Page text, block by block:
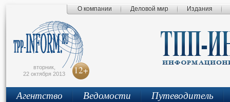
О компании Деловой мир Издания
вторник,
22 октября 2013
12+
Агентство Ведомости Путеводитель